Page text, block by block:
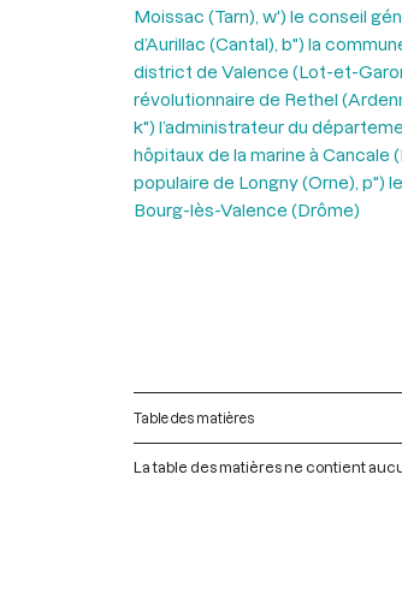
Moissac (Tarn), w') le conseil
d’Aurillac (Cantal), b") la
district de Valence (Lot-et-
révolutionnaire de Rethel
k") l’administrateur du
hôpitaux de la marine à
populaire de Longny (Orne), p")
Bourg-lès-Valence (Drôme)
Table des matières
La table des matières ne contient